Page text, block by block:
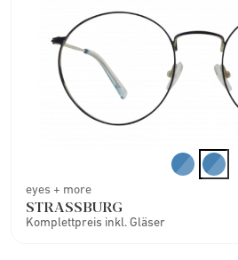
eyes + more
STRASSBURG
Komplettpreis inkl. Gläser